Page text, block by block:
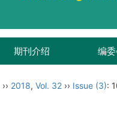
期刊介绍 编
›› 2018, Vol. 32 ›› Issue (3):